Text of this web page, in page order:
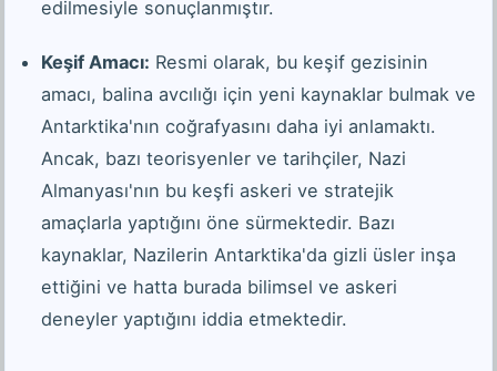
edilmesiyle sonuçlanmıştır.
Keşif Amacı: Resmi olarak, bu keşif gezisinin
amacı, balina avcılığı için yeni kaynaklar bulmak ve
Antarktika'nın coğrafyasını daha iyi anlamaktı.
Ancak, bazı teorisyenler ve tarihçiler, Nazi
Almanyası'nın bu keşfi askeri ve stratejik
amaçlarla yaptığını öne sürmektedir. Bazı
kaynaklar, Nazilerin Antarktika'da gizli üsler inşa
ettiğini ve hatta burada bilimsel ve askeri
deneyler yaptığını iddia etmektedir.